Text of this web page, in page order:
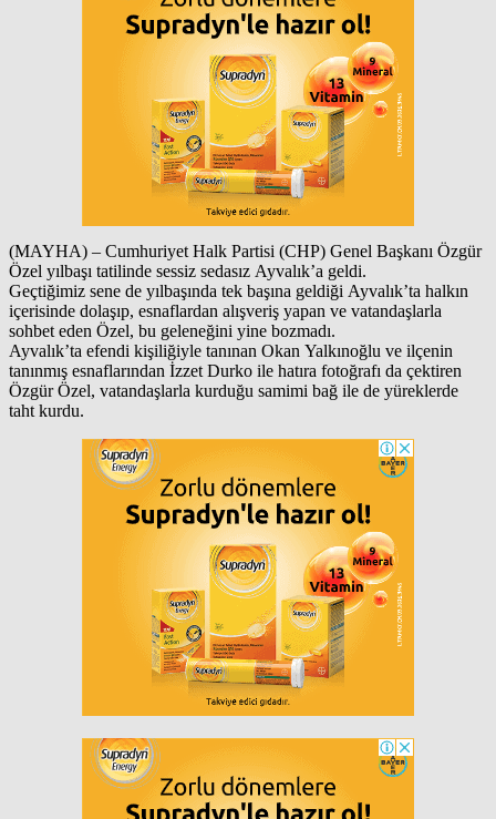
(MAYHA) – Cumhuriyet Halk Partisi (CHP) Genel Başkanı Özgür
Özel yılbaşı tatilinde sessiz sedasız Ayvalık’a geldi.
Geçtiğimiz sene de yılbaşında tek başına geldiği Ayvalık’ta halkın
içerisinde dolaşıp, esnaflardan alışveriş yapan ve vatandaşlarla
sohbet eden Özel, bu geleneğini yine bozmadı.
Ayvalık’ta efendi kişiliğiyle tanınan Okan Yalkınoğlu ve ilçenin
tanınmış esnaflarından İzzet Durko ile hatıra fotoğrafı da çektiren
Özgür Özel, vatandaşlarla kurduğu samimi bağ ile de yüreklerde
taht kurdu.